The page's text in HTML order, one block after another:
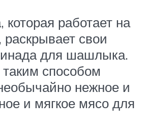
которая работает на
раскрывает свои
для шашлыка.
таким способом
нежное и
и мягкое мясо для